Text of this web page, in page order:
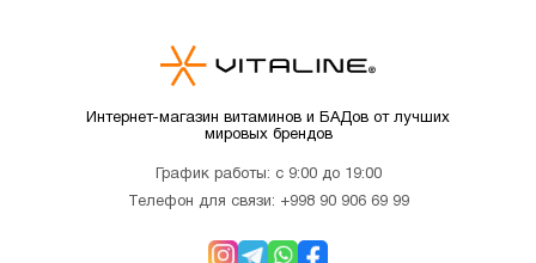
Интернет-магазин витаминов и БАДов от лучших
мировых брендов
График работы: с 9:00 до 19:00
Телефон для связи: +998 90 906 69 99